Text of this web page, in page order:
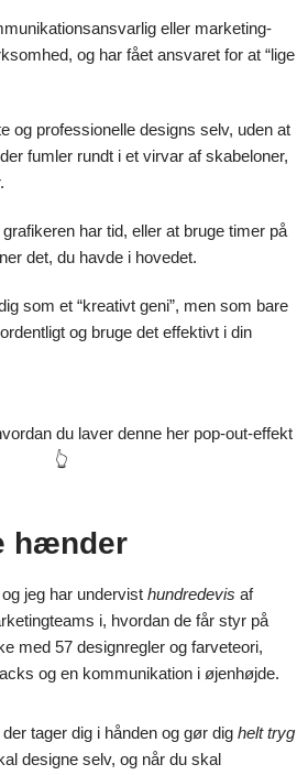
eller marketing-
og har fået ansvaret for at “lige
og professionelle designs selv, uden at
fumler rundt i et virvar af skabeloner,
har tid, eller at bruge timer på
det, du havde i hovedet.
som et “kreativt geni”, men som bare
og bruge det effektivt i din
du laver denne her pop-out-effekt
👆
hænder
jeg har undervist hundredevis af
i, hvordan de får styr på
med 57 designregler og farveteori,
og en kommunikation i øjenhøjde.
tager dig i hånden og gør dig helt tryg
designe selv, og når du skal